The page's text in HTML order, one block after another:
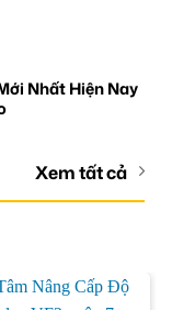
Nhất Hiện Nay
Xem tất cả